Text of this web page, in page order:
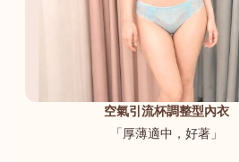
空氣引流杯調整型內衣
「厚薄適中，好著」